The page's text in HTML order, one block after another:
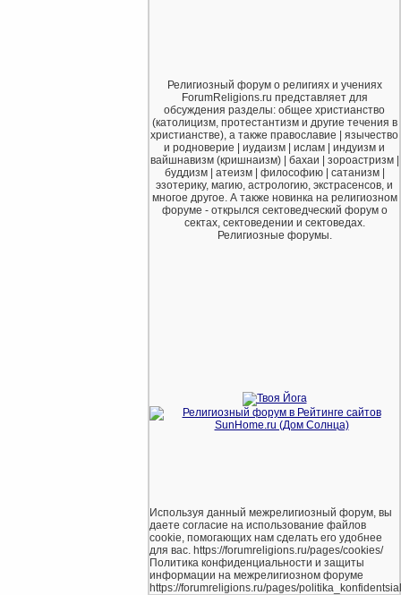
Религиозный форум о религиях и учениях
ForumReligions.ru представляет для
обсуждения разделы: общее христианство
(католицизм, протестантизм и другие течения в
христианстве), а также православие | язычество
и родноверие | иудаизм | ислам | индуизм и
вайшнавизм (кришнаизм) | бахаи | зороастризм |
буддизм | атеизм | философию | сатанизм |
эзотерику, магию, астрологию, экстрасенсов, и
многое другое. А также новинка на религиозном
форуме - открылся сектоведческий форум о
сектах, сектоведении и сектоведах.
Религиозные форумы.
Используя данный межрелигиозный форум, вы
даете согласие на использование файлов
cookie, помогающих нам сделать его удобнее
для вас. https://forumreligions.ru/pages/cookies/
Политика конфиденциальности и защиты
информации на межрелигиозном форуме
https://forumreligions.ru/pages/